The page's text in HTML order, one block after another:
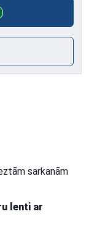
sarkanām
lenti ar